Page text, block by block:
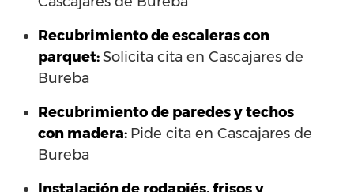
Recubrimiento de escaleras con
parquet:Solicita cita en Cascajares de
Bureba
Recubrimiento de paredes y techos
con madera: Pide cita en Cascajares de
Bureba